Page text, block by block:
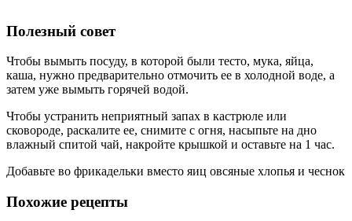
Полезный совет
Чтобы вымыть посуду, в которой были тесто, мука, яйца,
каша, нужно предварительно отмочить ее в холодной воде, а
затем уже вымыть горячей водой.
Чтобы устранить неприятный запах в кастрюле или
сковороде, раскалите ее, снимите с огня, насыпьте на дно
влажный спитой чай, накройте крышкой и оставьте на 1 час.
Добавьте во фрикадельки вместо яиц овсяные хлопья и чеснок
Похожие рецепты